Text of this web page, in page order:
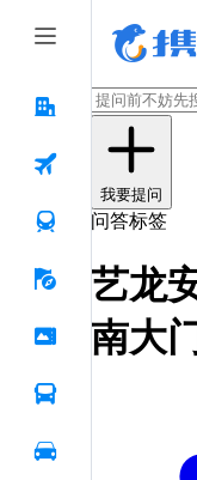
我要提问
问答标签
艺龙
南大